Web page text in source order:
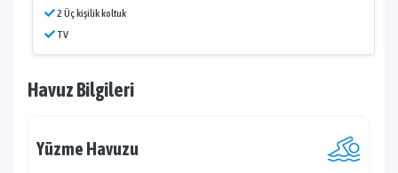
2 Üç kişilik koltuk
TV
Havuz Bilgileri
Yüzme Havuzu